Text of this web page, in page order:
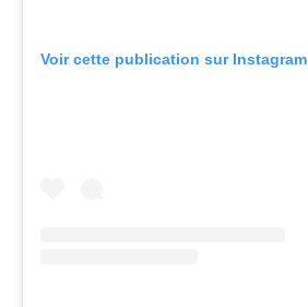
Voir cette publication sur Instagram